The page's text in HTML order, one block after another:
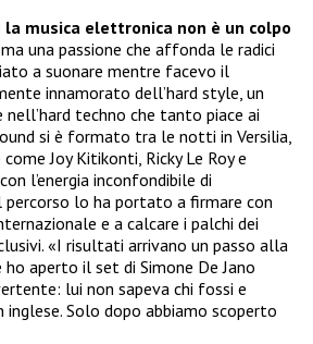
la musica elettronica non è un colpo
, ma una passione che affonda le radici
a suonare mentre facevo il
innamorato dell’hard style, un
nell’hard techno che tanto piace ai
si è formato tra le notti in Versilia,
Joy Kitikonti, Ricky Le Roy e
l’energia inconfondibile di
percorso lo ha portato a firmare con
e a calcare i palchi dei
«I risultati arrivano un passo alla
aperto il set di Simone De Jano
lui non sapeva chi fossi e
inglese. Solo dopo abbiamo scoperto